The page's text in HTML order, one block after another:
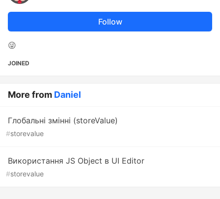
Follow
😜
JOINED
More from Daniel
Глобальні змінні (storeValue)
#storevalue
Використання JS Object в UI Editor
#storevalue